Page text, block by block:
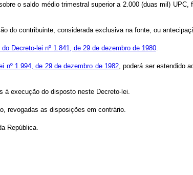
o saldo médio trimestral superior a 2.000 (duas mil)
do contribuinte, considerada exclusiva na fonte, ou
Decreto-lei nº 1.841, de 29 de dezembro de 1980.
nº 1.994, de 29 de dezembro de 1982, poderá ser estendido
à execução do disposto neste Decreto-lei.
revogadas as disposições em contrário.
República.